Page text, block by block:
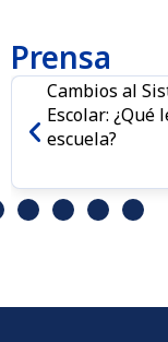
Prensa
Cambios al
Escolar: ¿Qué
escuela?